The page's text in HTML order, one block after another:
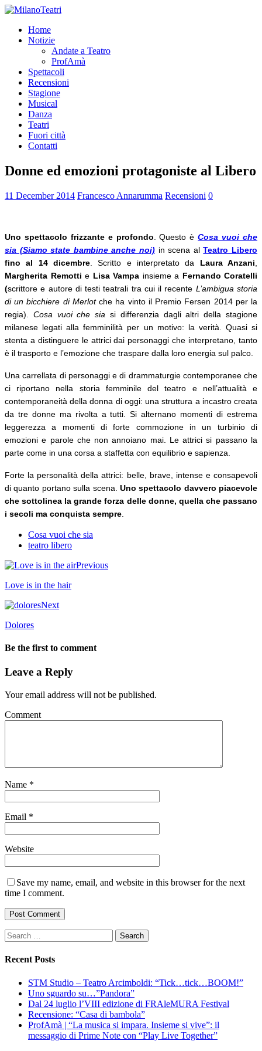
Home
Notizie
Andate a Teatro
ProfAmà
Spettacoli
Recensioni
Stagione
Musical
Danza
Teatri
Fuori città
Contatti
Donne ed emozioni protagoniste al Libero
11 December 2014 Francesco Annarumma Recensioni 0
Uno spettacolo frizzante e profondo . Questo èCosa vuoi che
sia (Siamo state bambine anche noi) in scena alTeatro Libero
fino al 14 dicembre . Scritto e interpretato da Laura Anzani
Margherita Remotti e Lisa Vampa insieme a Fernando Coratelli
(scrittore e autore di testi teatrali tra cui il recente L’ambigua storia
di un bicchiere di Merlotche ha vinto il Premio Fersen 2014 per la
regia). Cosa vuoi che sia si differenzia dagli altri della stagione
milanese legati alla femminilità per un motivo: la verità. Quasi si
stenta a distinguere le attrici dai personaggi che interpretano, tanto
è il trasporto e l’emozione che traspare dalla loro energia sul palco.
Una carrellata di personaggi e di drammaturgie contemporanee che
ci riportano nella storia femminile del teatro e nell’attualità e
contemporaneità della donna di oggi: una struttura a incastro creata
da tre donne ma rivolta a tutti. Si alternano momenti di estrema
leggerezza a momenti di forte commozione in un turbinio di
emozioni e parole che non annoiano mai. Le attrici si passano la
parte come in una corsa a staffetta con equilibrio e sapienza.
Forte la personalità della attrici: belle, brave, intense e consapevoli
di quanto portano sulla scena. Uno spettacolo davvero piacevole
che sottolinea la grande forza delle donne, quella che passano
i secoli ma conquista sempre
Cosa vuoi che sia
teatro libero
Previous
Love is in the hair
Next
Dolores
Be the first to comment
Leave a Reply
Your email address will not be published.
Comment
Name *
Email *
Website
Save my name, email, and website in this browser for the next
time I comment.
Search
for:
Recent Posts
STM Studio – Teatro Arcimboldi: “Tick…tick…BOOM!”
Uno sguardo su…”Pandora”
Dal 24 luglio l’VIII edizione di FRAleMURA Festival
Recensione: “Casa di bambola”
ProfAmà | “La musica si impara. Insieme si vive”: il
messaggio di Prime Note con “Play Live Together”